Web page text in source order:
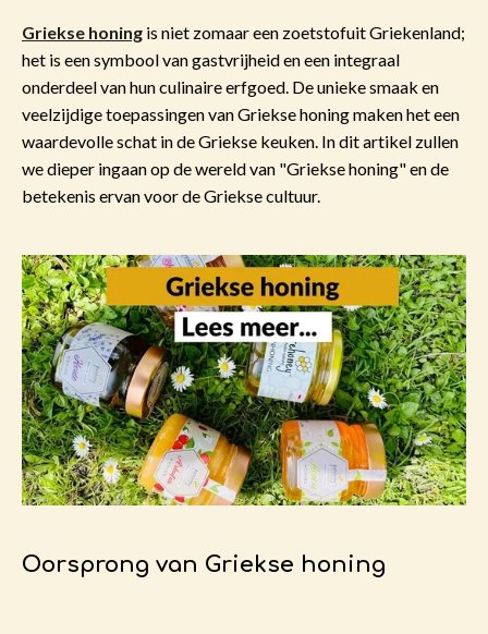
Griekse honing is niet zomaar een zoetstofuit Griekenland;
het is een symbool van gastvrijheid en een integraal
onderdeel van hun culinaire erfgoed. De unieke smaak en
veelzijdige toepassingen van Griekse honing maken het een
waardevolle schat in de Griekse keuken. In dit artikel zullen
we dieper ingaan op de wereld van "Griekse honing" en de
betekenis ervan voor de Griekse cultuur.
Oorsprong van Griekse honing